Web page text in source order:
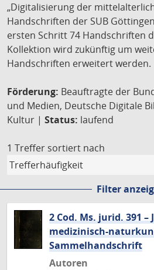
„Digitalisierung der
Handschriften der SUB
ersten Schritt 74 Handschriften
Kollektion wird zukünftig um
Handschriften erweitert werden.
Förderung: Beauftragte der
und Medien, Deutsche Digitale
Kultur | Status: laufend
1 Treffer sortiert nach
Filter
2 Cod. Ms. jurid. 391 –
medizinisch-
Sammelhandschrift
Autoren